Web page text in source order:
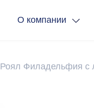
О компании
Роял Филадельфия с